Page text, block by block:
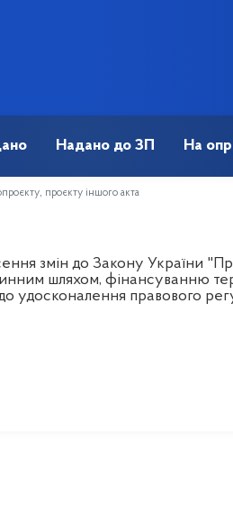
Надано до ЗП На
проєкту іншого акта
змін до Закону України
шляхом, фінансуванню
правового